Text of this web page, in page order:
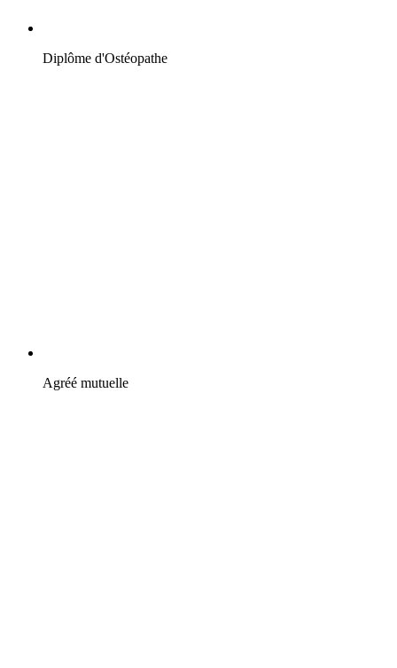
Diplôme d'Ostéopathe
Agréé mutuelle